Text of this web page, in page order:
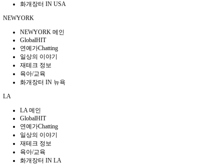
화개장터 IN USA
NEWYORK
NEWYORK 메인
GlobalHIT
연예가Chatting
일상의 이야기
재테크 정보
육아/교육
화개장터 IN 뉴욕
LA
LA 메인
GlobalHIT
연예가Chatting
일상의 이야기
재테크 정보
육아/교육
화개장터 IN LA